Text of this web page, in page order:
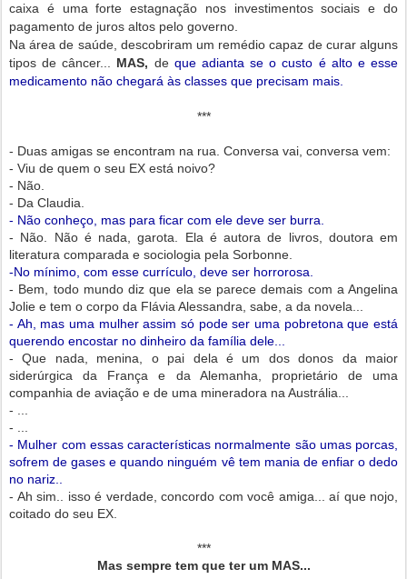
caixa é uma forte estagnação nos investimentos sociais e do
pagamento de juros altos pelo governo.
Na área de saúde, descobriram um remédio capaz de curar alguns
tipos de câncer... MAS, de que adianta se o custo é alto e esse
medicamento não chegará às classes que precisam mais.
***
- Duas amigas se encontram na rua. Conversa vai, conversa vem:
- Viu de quem o seu EX está noivo?
- Não.
- Da Claudia.
- Não conheço, mas para ficar com ele deve ser burra.
- Não. Não é nada, garota. Ela é autora de livros, doutora em
literatura comparada e sociologia pela Sorbonne.
-No mínimo, com esse currículo, deve ser horrorosa.
- Bem, todo mundo diz que ela se parece demais com a Angelina
Jolie e tem o corpo da Flávia Alessandra, sabe, a da novela...
- Ah, mas uma mulher assim só pode ser uma pobretona que está
querendo encostar no dinheiro da família dele...
- Que nada, menina, o pai dela é um dos donos da maior
siderúrgica da França e da Alemanha, proprietário de uma
companhia de aviação e de uma mineradora na Austrália...
- ...
- ...
- Mulher com essas características normalmente são umas porcas,
sofrem de gases e quando ninguém vê tem mania de enfiar o dedo
no nariz..
- Ah sim.. isso é verdade, concordo com você amiga... aí que nojo,
coitado do seu EX.
***
Mas sempre tem que ter um MAS...